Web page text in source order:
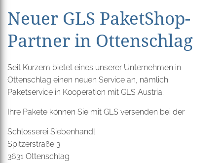
Neuer GLS PaketShop-
Partner in Ottenschlag
Seit Kurzem bietet eines unserer Unternehmen in
Ottenschlag einen neuen Service an, nämlich
Paketservice in Kooperation mit GLS Austria.
Ihre Pakete können Sie mit GLS versenden bei der
Schlosserei Siebenhandl
Spitzerstraße 3
3631 Ottenschlag